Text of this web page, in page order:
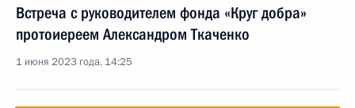
Встреча с руководителем фонда «Круг добра»
протоиереем Александром Ткаченко
1 июня 2023 года, 14:25